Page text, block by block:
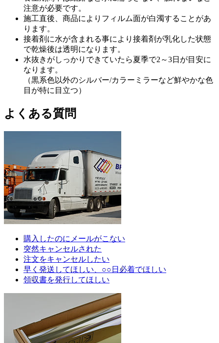
注意が必要です。
施工直後、商品によりフィルム面が白濁することがあ
ります。
接着剤に水が含まれる事により接着剤が乳化した状態
で乾燥後は透明になります。
水抜きがしっかりできていたら夏季で2～3日が目安に
なります。
（黒系色以外のシルバー/カラーミラーなど鮮やかな色
目が特に目立つ）
よくある質問
購入したのにメールがこない
突然キャンセルされた
注文をキャンセルしたい
早く発送してほしい、○○日必着でほしい
領収書を発行してほしい